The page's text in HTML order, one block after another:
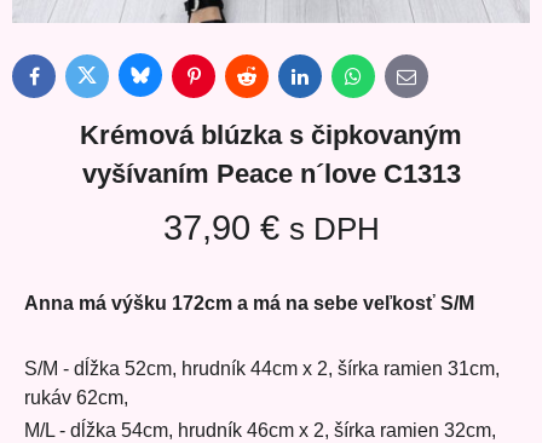
FacebookTwitter BlueskyPinterestReddit LinkedInWhatsApp
E-
mail
Krémová blúzka s čipkovaným
vyšívaním Peace n´love C1313
37,90 € s DPH
Anna má výšku 172cm a má na sebe veľkosť S/M
S/M - dĺžka 52cm, hrudník 44cm x 2, šírka ramien 31cm,
rukáv 62cm,
M/L - dĺžka 54cm, hrudník 46cm x 2, šírka ramien 32cm,